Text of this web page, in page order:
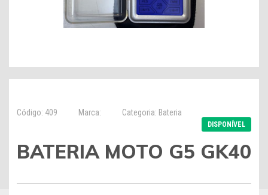
Código: 409 Marca: Categoria: Bateria
DISPONÍVEL
BATERIA MOTO G5 GK40